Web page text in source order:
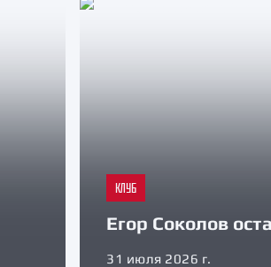
КЛУБ
Егор Соколов
31 июля 2026 г.